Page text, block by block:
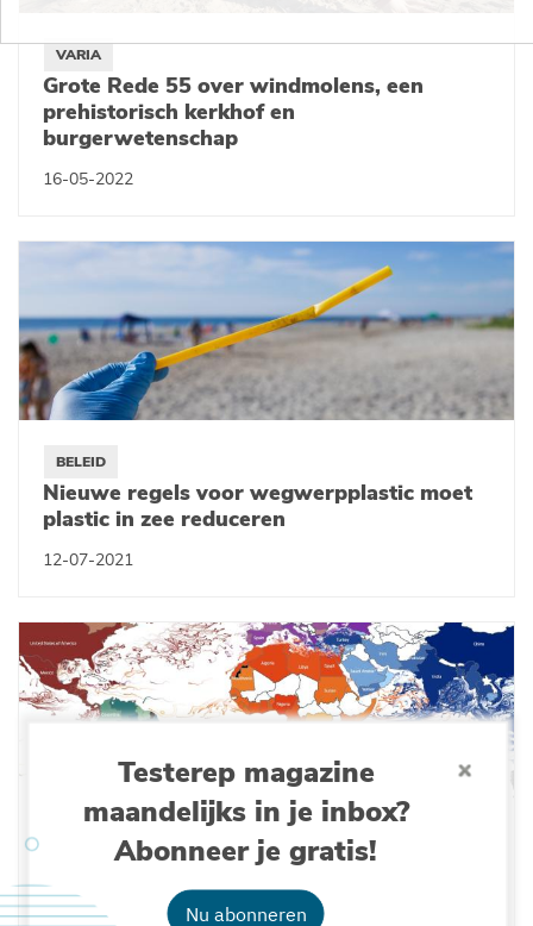
Testerep magazine
maandelijks in je inbox?
Abonneer je gratis!
Nu abonneren
VARIA
Grote Rede 55 over windmolens, een
prehistorisch kerkhof en
burgerwetenschap
16-05-2022
BELEID
Nieuwe regels voor wegwerpplastic moet
plastic in zee reduceren
12-07-2021
Globaal model traceert de oorsprong van
zwerfvuil op stranden